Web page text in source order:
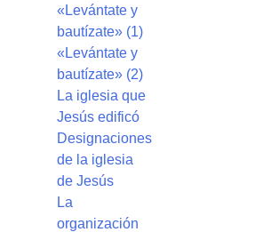
«Levántate y
bautízate» (1)
«Levántate y
bautízate» (2)
La iglesia que
Jesús edificó
Designaciones
de la iglesia
de Jesús
La
organización